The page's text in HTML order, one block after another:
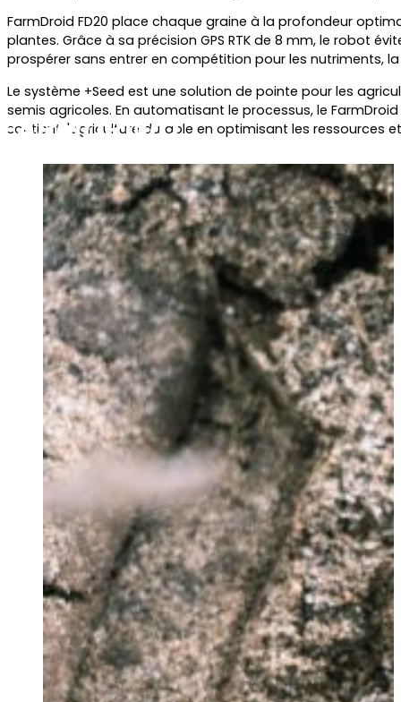
FarmDroid FD20 place chaque graine à la profondeur
plantes. Grâce à sa précision GPS RTK de 8 mm, le robot
prospérer sans entrer en compétition pour les nutriments,
Le système +Seed est une solution de pointe pour les
semis agricoles. En automatisant le processus, le
soutient l'agriculture durable en optimisant les ressources